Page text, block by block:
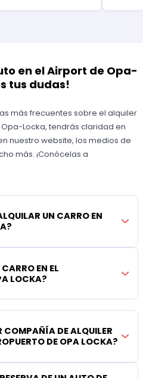
en el Airport de Opa-
tus dudas!
más frecuentes sobre el alquiler
Locka, tendrás claridad en
nuestro website, los medios de
más. ¡Conócelas a
UN CARRO EN
EN EL
LOCKA?
COMPAÑÍA DE ALQUILER
DE OPA LOCKA?